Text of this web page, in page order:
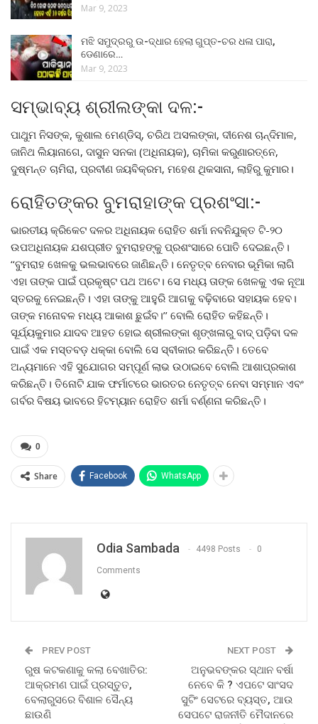
Mar 9, 2023
ମଝି ସମୁଦ୍ରରୁ ଉ-ଦ୍ଧାର ହେଲା ଗୁପ୍ତ-ଚର ଧଳା ପାରା,
ଡେଣାରେ…
Mar 9, 2023
ସମ୍ଭାବ୍ୟ ଶ୍ରୀଲଙ୍କା ଦଳ:-
ପାଥୁମ ନିସଙ୍କ, କୁଶାଲ ମେଣ୍ଡିସ୍, ଚରିଥ ଅସଲଙ୍କା, ଦୀନେଶ ଚାନ୍ଦିମାଳ,
ଜାନିଥ ଲିୟାନାଗେ, ଦାସୁନ ସନକା (ଅଧିନାୟକ), ଚାମିକା କରୁଣାରତ୍ନେ,
ଦୁଷ୍ମନ୍ତ ଚାମିରା, ପ୍ରବୀଣ ଜୟବିକ୍ରମ, ମହେଶ ଥିକସାନା, ଲାହିରୁ କୁମାର।
ରୋହିତଙ୍କର ବୁମରାହାଙ୍କ ପ୍ରଶଂସା:-
ଭାରତୀୟ କ୍ରିକେଟ ଦଳର ଅଧିନାୟକ ରୋହିତ ଶର୍ମା ନବନିଯୁକ୍ତ ଟି-୨୦
ଉପଅଧିନାୟକ ଯଶପ୍ରୀତ ବୁମରାହଙ୍କୁ ପ୍ରଶଂସାରେ ପୋତି ଦେଇଛନ୍ତି।
‘‘ବୁମରାହ ଖେଳକୁ ଭଲଭାବରେ ଜାଣିଛନ୍ତି। ନେତୃତ୍ବ ନେବାର ଭୂମିକା ଲାଗି
ଏହା ତାଙ୍କ ପାଇଁ ପ୍ରକୃଷ୍ଟ ପଥ ଅଟେ। ସେ ମଧ୍ୟ ତାଙ୍କ ଖେଳକୁ ଏକ ନୂଆ
ସ୍ତରକୁ ନେଇଛନ୍ତି। ଏହା ତାଙ୍କୁ ଆହୁରି ଆଗକୁ ବଢ଼ିବାରେ ସହାୟକ ହେବ।
ତାଙ୍କ ମନୋବଳ ମଧ୍ୟ ଆକାଶ ଛୁଇଁବ।’’ ବୋଲି ରୋହିତ କହିଛନ୍ତି।
ସୂର୍ଯ୍ୟକୁମାର ଯାଦବ ଆହତ ହୋଇ ଶ୍ରୀଲଙ୍କା ଶୃଙ୍ଖଳାରୁ ବାଦ୍ ପଡ଼ିବା ଦଳ
ପାଇଁ ଏକ ମସ୍ତବଡ଼ ଧକ୍କା ‌ବୋଲି ସେ ସ୍ବୀକାର କରିଛନ୍ତି। ତେବେ
ଅନ୍ୟମାନେ ଏହି ସୁଯୋଗର ସମ୍ପୂର୍ଣ ଲାଭ ଉଠାଇବେ ବୋଲି ଆଶାପ୍ରକାଶ
କରିଛନ୍ତି। ତିନୋଟି ଯାକ ଫର୍ମାଟରେ ଭାରତର ନେତୃତ୍ବ ନେବା ସମ୍ମାନ ଏବଂ
ଗର୍ବର ବିଷୟ ଭାବରେ ହିଟମ୍ୟାନ ରୋହିତ ଶର୍ମା ବର୍ଣ୍ଣନା କରିଛନ୍ତି।
0
Share Facebook WhatsApp
Odia Sambada 4498 Posts 0
Comments
PREV POST
ରୁଷ କଟକଣାକୁ କଲା ବେଖାତିର:
ଆକ୍ରମଣ ପାଇଁ ପ୍ରସ୍ତୁତ,
ବେଲାରୁସରେ ବିଶାଳ ସୈନ୍ୟ
ଛାଉଣି
NEXT POST
ଅନୁଭବଙ୍କର ସ୍ଥାନ ବର୍ଷା
ନେବେ କି ? ଏପଟେ ସାଂସଦ
ସୁଟିଂ ସେଟରେ ବ୍ୟସ୍ତ, ଆଉ
ସେପଟେ ରାଜନୀତି ମୈଦାନରେ